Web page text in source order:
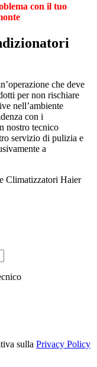
con il tuo
che deve
per non rischiare
nell’ambiente
con i
nostro tecnico
servizio di pulizia e
a
Climatizzatori Haier
sulla Privacy Policy